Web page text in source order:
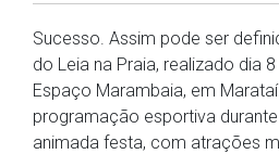
Sucesso. Assim pode ser
do Leia na Praia, realizado dia
Espaço Marambaia, em
programação esportiva
animada festa, com atrações